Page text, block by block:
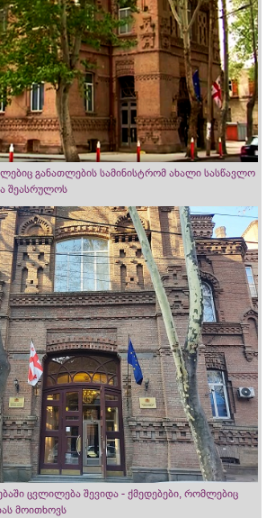
განათლების სამინისტრომ ახალი სასწავლო
შეასრულოს
ცვლილება შევიდა - ქმედებები, რომლებიც
მოითხოვს